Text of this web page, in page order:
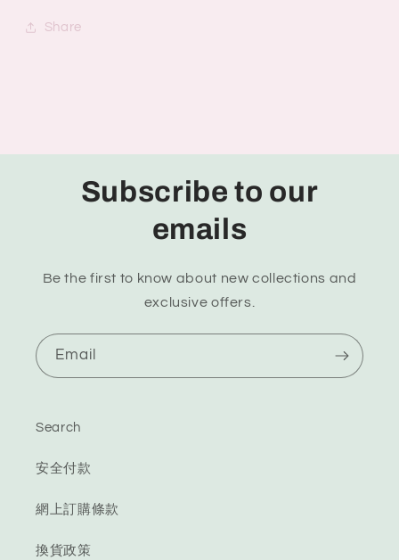
Share
Subscribe to our
emails
Be the first to know about new collections and
exclusive offers.
Email
Search
安全付款
網上訂購條款
換貨政策